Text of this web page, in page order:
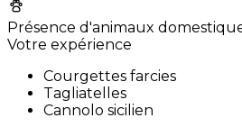
Présence d'animaux
Votre expérience
Courgettes farcies
Tagliatelles
Cannolo sicilien